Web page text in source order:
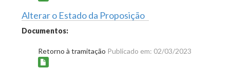
Alterar o Estado da Proposição
Documentos:
Retorno à tramitação Publicado em: 02/03/2023